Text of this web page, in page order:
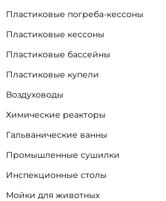
Пластиковые погреба-кессоны
Пластиковые кессоны
Пластиковые бассейны
Пластиковые купели
Воздуховоды
Химические реакторы
Гальванические ванны
Промышленные сушилки
Инспекционные столы
Мойки для животных